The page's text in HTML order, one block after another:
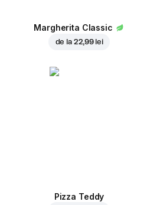
Margherita Classic
de la 22,99 lei
Pizza Teddy